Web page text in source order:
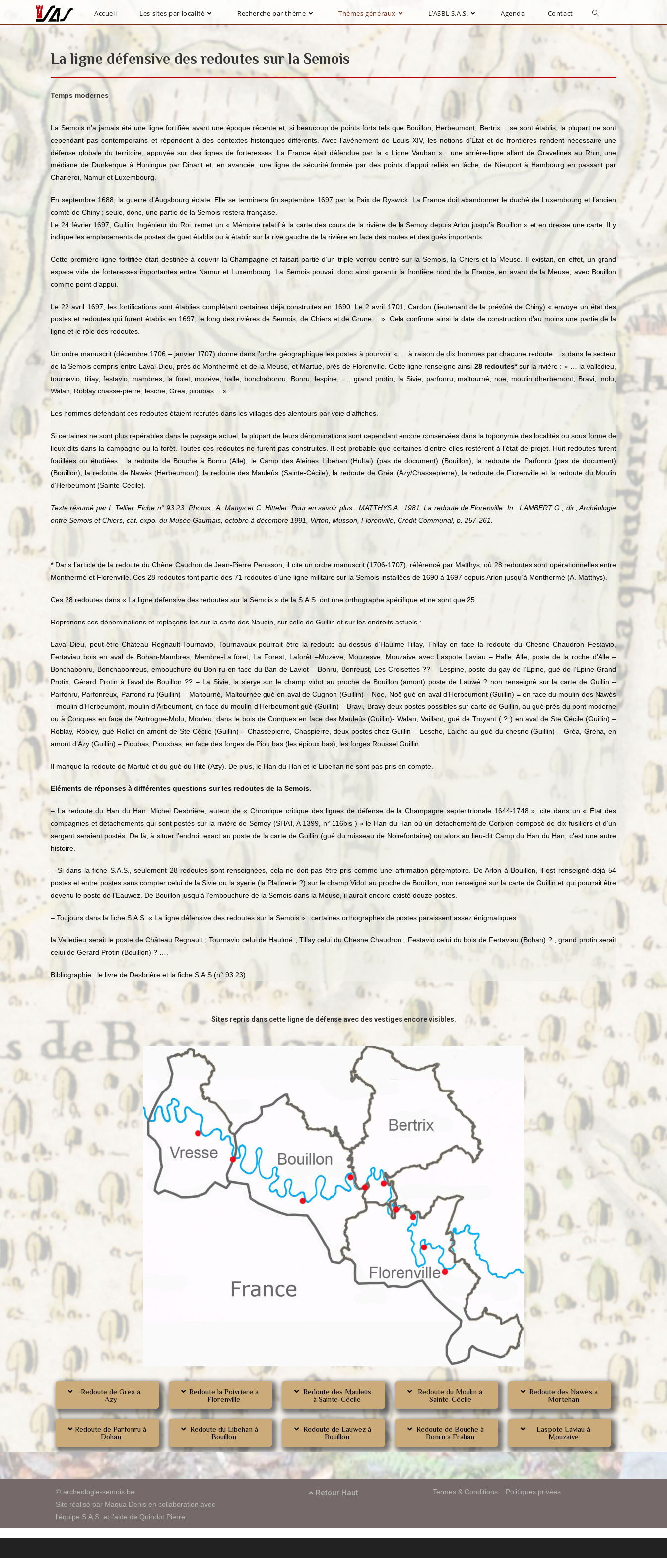
Accueil Les sites par localité Recherche par thème Thèmes généraux L’ASBL S.A.S. Agenda Contact
La ligne défensive des redoutes sur la Semois
Temps modernes
La Semois n’a jamais été une ligne fortifiée avant une époque récente et, si beaucoup de points forts tels que Bouillon, Herbeumont, Bertrix… se sont établis, la plupart ne sont
cependant pas contemporains et répondent à des contextes historiques différents. Avec l’avènement de Louis XIV, les notions d’État et de frontières rendent nécessaire une
défense globale du territoire, appuyée sur des lignes de forteresses. La France était défendue par la « Ligne Vauban » : une arrière-ligne allant de Gravelines au Rhin, une
médiane de Dunkerque à Huningue par Dinant et, en avancée, une ligne de sécurité formée par des points d’appui reliés en lâche, de Nieuport à Hambourg en passant par
Charleroi, Namur et Luxembourg.
En septembre 1688, la guerre d’Augsbourg éclate. Elle se terminera fin septembre 1697 par la Paix de Ryswick. La France doit abandonner le duché de Luxembourg et l’ancien
comté de Chiny ; seule, donc, une partie de la Semois restera française.
Le 24 février 1697, Guillin, Ingénieur du Roi, remet un « Mémoire relatif à la carte des cours de la rivière de la Semoy depuis Arlon jusqu’à Bouillon » et en dresse une carte. Il y
indique les emplacements de postes de guet établis ou à établir sur la rive gauche de la rivière en face des routes et des gués importants.
Cette première ligne fortifiée était destinée à couvrir la Champagne et faisait partie d’un triple verrou centré sur la Semois, la Chiers et la Meuse. Il existait, en effet, un grand
espace vide de forteresses importantes entre Namur et Luxembourg. La Semois pouvait donc ainsi garantir la frontière nord de la France, en avant de la Meuse, avec Bouillon
comme point d’appui.
Le 22 avril 1697, les fortifications sont établies complétant certaines déjà construites en 1690. Le 2 avril 1701, Cardon (lieutenant de la prévôté de Chiny) « envoye un état des
postes et redoutes qui furent établis en 1697, le long des rivières de Semois, de Chiers et de Grune… ». Cela confirme ainsi la date de construction d’au moins une partie de la
ligne et le rôle des redoutes.
Un ordre manuscrit (décembre 1706 – janvier 1707) donne dans l’ordre géographique les postes à pourvoir « … à raison de dix hommes par chacune redoute… » dans le secteur
de la Semois compris entre Laval-Dieu, près de Monthermé et de la Meuse, et Martué, près de Florenville. Cette ligne renseigne ainsi 28 redoutes*sur la rivière : « … la valledieu,
tournavio, tiliay, festavio, mambres, la foret, mozéve, halle, bonchabonru, Bonru, lespine, …, grand protin, la Sivie, parfonru, maltourné, noe, moulin dherbemont, Bravi, molu,
Walan, Roblay chasse-pierre, lesche, Grea, pioubas… ».
Les hommes défendant ces redoutes étaient recrutés dans les villages des alentours par voie d’affiches.
Si certaines ne sont plus repérables dans le paysage actuel, la plupart de leurs dénominations sont cependant encore conservées dans la toponymie des localités ou sous forme de
lieux-dits dans la campagne ou la forêt. Toutes ces redoutes ne furent pas construites. Il est probable que certaines d’entre elles restèrent à l’état de projet. Huit redoutes furent
fouillées ou étudiées : la redoute de Bouche à Bonru (Alle), le Camp des Aleines Libehan (Hultai) (pas de document) (Bouillon), la redoute de Parfonru (pas de document)
(Bouillon), la redoute de Nawés (Herbeumont), la redoute des Mauleûs (Sainte-Cécile), la redoute de Gréa (Azy/Chassepierre), la redoute de Florenville et la redoute du Moulin
d’Herbeumont (Sainte-Cécile).
Texte résumé par I. Tellier. Fiche n° 93.23. Photos : A. Mattys et C. Hittelet. Pour en savoir plus : MATTHYS A., 1981. La redoute de Florenville. In : LAMBERT G., dir., Archéologie
entre Semois et Chiers, cat. expo. du Musée Gaumais, octobre à décembre 1991, Virton, Musson, Florenville, Crédit Communal, p. 257-261.
*Dans l’article de la redoute du Chêne Caudron de Jean-Pierre Penisson, il cite un ordre manuscrit (1706-1707), référencé par Matthys, où 28 redoutes sont opérationnelles entre
Monthermé et Florenville. Ces 28 redoutes font partie des 71 redoutes d’une ligne militaire sur la Semois installées de 1690 à 1697 depuis Arlon jusqu’à Monthermé (A. Matthys).
Ces 28 redoutes dans « La ligne défensive des redoutes sur la Semois » de la S.A.S. ont une orthographe spécifique et ne sont que 25.
Reprenons ces dénominations et replaçons-les sur la carte des Naudin, sur celle de Guillin et sur les endroits actuels :
Laval-Dieu, peut-être Château Regnault-Tournavio, Tournavaux pourrait être la redoute au-dessus d’Haulme-Tillay, Thilay en face la redoute du Chesne Chaudron Festavio,
Fertaviau bois en aval de Bohan-Mambres, Membre-La foret, La Forest, Laforêt –Mozève, Mouzesve, Mouzaive avec Laspote Laviau – Halle, Alle, poste de la roche d’Alle –
Bonchabonru, Bonchabonreus, embouchure du Bon ru en face du Ban de Laviot – Bonru, Bonreust, Les Croisettes ?? – Lespine, poste du gay de l’Epine, gué de l’Epine-Grand
Protin, Gérard Protin à l’aval de Bouillon ?? – La Sivie, la sierye sur le champ vidot au proche de Bouillon (amont) poste de Lauwé ? non renseigné sur la carte de Guillin –
Parfonru, Parfonreux, Parfond ru (Guillin) – Maltourné, Maltournée gué en aval de Cugnon (Guillin) – Noe, Noë gué en aval d’Herbeumont (Guillin) = en face du moulin des Nawés
– moulin d’Herbeumont, moulin d’Arbeumont, en face du moulin d’Herbeumont gué (Guillin) – Bravi, Bravy deux postes possibles sur carte de Guillin, au gué près du pont moderne
ou à Conques en face de l’Antrogne-Molu, Mouleu, dans le bois de Conques en face des Mauleûs (Guillin)- Walan, Vaillant, gué de Troyant ( ? ) en aval de Ste Cécile (Guillin) –
Roblay, Robley, gué Rollet en amont de Ste Cécile (Guillin) – Chassepierre, Chaspierre, deux postes chez Guillin – Lesche, Laiche au gué du chesne (Guillin) – Gréa, Gréha, en
amont d’Azy (Guillin) – Pioubas, Piouxbas, en face des forges de Piou bas (les épioux bas), les forges Roussel Guillin.
Il manque la redoute de Martué et du gué du Hité (Azy). De plus, le Han du Han et le Libehan ne sont pas pris en compte.
Eléments de réponses à différentes questions sur les redoutes de la Semois.
– La redoute du Han du Han. Michel Desbrière, auteur de « Chronique critique des lignes de défense de la Champagne septentrionale 1644-1748 », cite dans un « État des
compagnies et détachements qui sont postés sur la rivière de Semoy (SHAT, A 1399, n° 116bis ) » le Han du Han où un détachement de Corbion composé de dix fusiliers et d’un
sergent seraient postés. De là, à situer l’endroit exact au poste de la carte de Guillin (gué du ruisseau de Noirefontaine) ou alors au lieu-dit Camp du Han du Han, c’est une autre
histoire.
– Si dans la fiche S.A.S., seulement 28 redoutes sont renseignées, cela ne doit pas être pris comme une affirmation péremptoire. De Arlon à Bouillon, il est renseigné déjà 54
postes et entre postes sans compter celui de la Sivie ou la syerie (la Platinerie ?) sur le champ Vidot au proche de Bouillon, non renseigné sur la carte de Guillin et qui pourrait être
devenu le poste de l’Eauwez. De Bouillon jusqu’à l’embouchure de la Semois dans la Meuse, il aurait encore existé douze postes.
– Toujours dans la fiche S.A.S. « La ligne défensive des redoutes sur la Semois » : certaines orthographes de postes paraissent assez énigmatiques :
la Valledieu serait le poste de Château Regnault ; Tournavio celui de Haulmé ; Tillay celui du Chesne Chaudron ; Festavio celui du bois de Fertaviau (Bohan) ? ; grand protin serait
celui de Gerard Protin (Bouillon) ? ….
Bibliographie : le livre de Desbrière et la fiche S.A.S (n° 93.23)
Sites repris dans cette ligne de défense avec des vestiges encore visibles.
Redoute de Gréa à
Azy
Redoute la Poivrière à
Florenville
Redoute des Mauleûs
à Sainte-Cécile
Redoute du Moulin à
Sainte-Cécile
Redoute des Nawés à
Mortehan
Redoute de Parfonru à
Dohan
Redoute du Libehan à
Bouillon
Redoute de Lauwez à
Bouillon
Redoute de Bouche à
Bonru à Frahan
Laspote Laviau à
Mouzaive
© archeologie-semois.be
Site réalisé par Maqua Denis en collaboration avec
l'équipe S.A.S. et l'aide de Quindot Pierre.
Retour Haut Termes & Conditions Politiques privées